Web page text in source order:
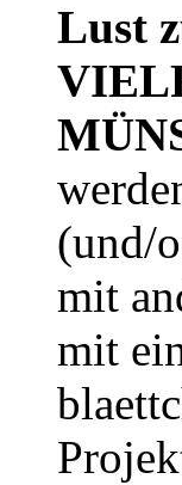
Lust
(und/
mit
mit